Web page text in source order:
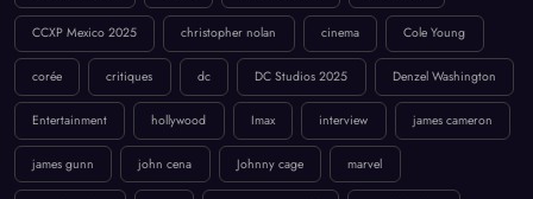
CCXP Mexico 2025 christopher nolan cinema Cole Young
corée critiques dc DC Studios 2025 Denzel Washington
Entertainment hollywood Imax interview james cameron
james gunn john cena Johnny cage marvel